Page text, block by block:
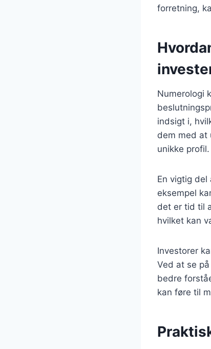
forretning,
Numerologi
indsigt i,
dem med at
unikke profil.
En vigtig
eksempel
det er tid til
hvilket kan
Investorer
Ved at se
bedre
kan føre til